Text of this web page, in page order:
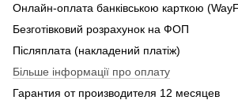
Онлайн-оплата банківською карткою
Безготівковий розрахунок на ФОП
Післяплата (накладений платіж)
Більше інформації про оплату
Гарантия от производителя 12 месяцев